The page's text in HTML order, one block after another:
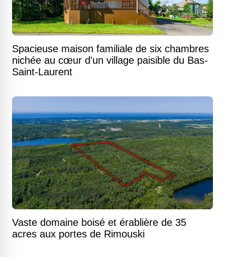
Spacieuse maison familiale de six chambres
nichée au cœur d'un village paisible du Bas-
Saint-Laurent
Vaste domaine boisé et érablière de 35
acres aux portes de Rimouski